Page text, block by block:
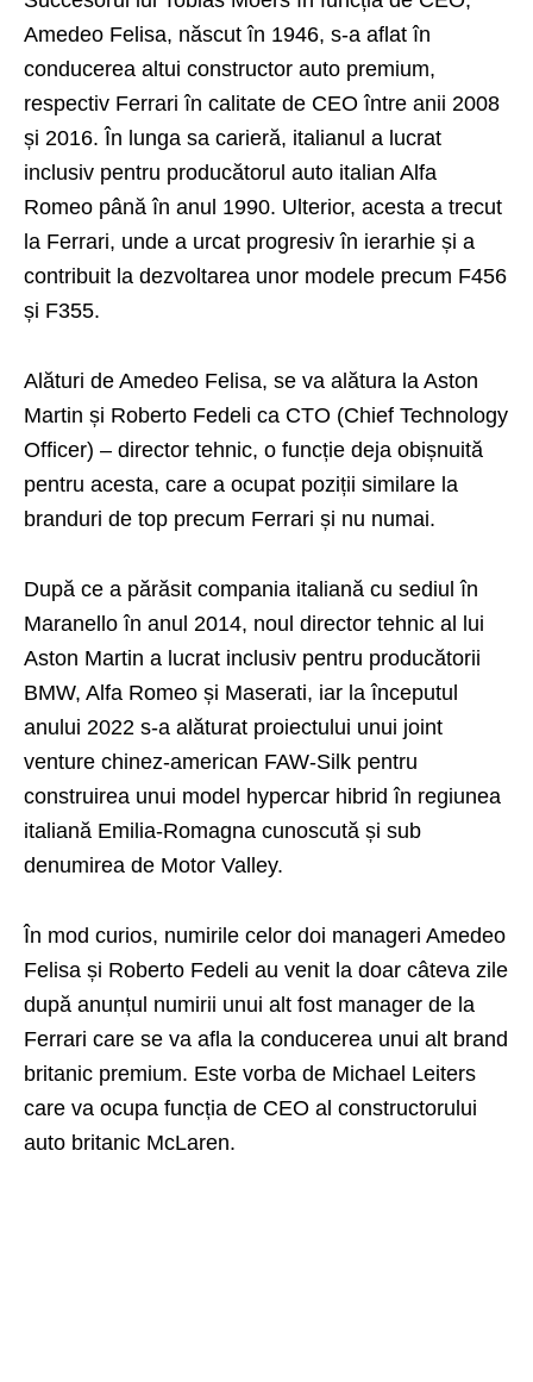
Amedeo Felisa, născut în 1946, s-a aflat în
conducerea altui constructor auto premium,
respectiv Ferrari în calitate de CEO între anii 2008
și 2016. În lunga sa carieră, italianul a lucrat
inclusiv pentru producătorul auto italian Alfa
Romeo până în anul 1990. Ulterior, acesta a trecut
la Ferrari, unde a urcat progresiv în ierarhie și a
contribuit la dezvoltarea unor modele precum F456
și F355.
Alături de Amedeo Felisa, se va alătura la Aston
Martin și Roberto Fedeli ca CTO (Chief Technology
Officer) – director tehnic, o funcție deja obișnuită
pentru acesta, care a ocupat poziții similare la
branduri de top precum Ferrari și nu numai.
După ce a părăsit compania italiană cu sediul în
Maranello în anul 2014, noul director tehnic al lui
Aston Martin a lucrat inclusiv pentru producătorii
BMW, Alfa Romeo și Maserati, iar la începutul
anului 2022 s-a alăturat proiectului unui joint
venture chinez-american FAW-Silk pentru
construirea unui model hypercar hibrid în regiunea
italiană Emilia-Romagna cunoscută și sub
denumirea de Motor Valley.
În mod curios, numirile celor doi manageri Amedeo
Felisa și Roberto Fedeli au venit la doar câteva zile
după anunțul numirii unui alt fost manager de la
Ferrari care se va afla la conducerea unui alt brand
britanic premium. Este vorba de Michael Leiters
care va ocupa funcția de CEO al constructorului
auto britanic McLaren.